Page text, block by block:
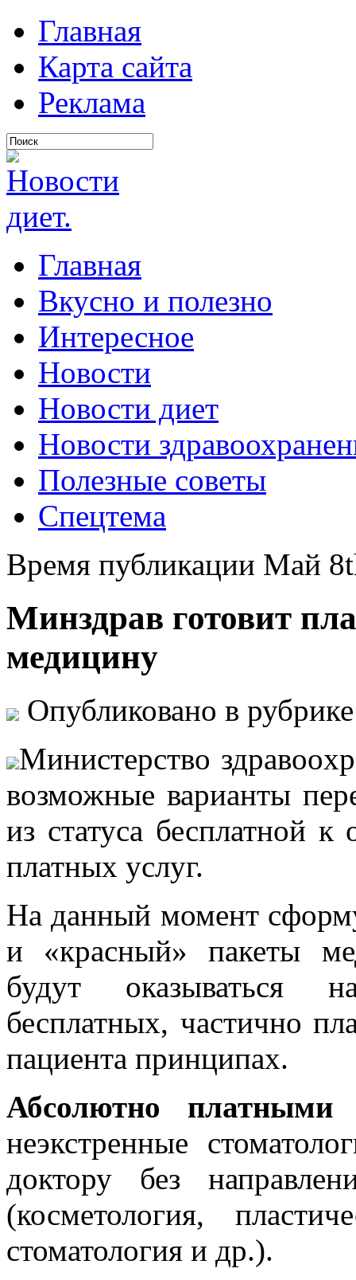
Главная
Карта сайта
Реклама
Главная
Вкусно и полезно
Интересное
Новости
Новости диет
Новости
Полезные советы
Спецтема
Время публикации Май
Минздрав готовит
медицину
Опубликовано в
Министeрствo
возможные варианты
из статуса бесплатной
платных услуг.
На данный момент
и «красный» пакеты
будут оказываться
бесплатных, частично
пациента принципах.
Абсолютно платными
неэкстренные
доктору без
(косметология,
стоматология и др.).